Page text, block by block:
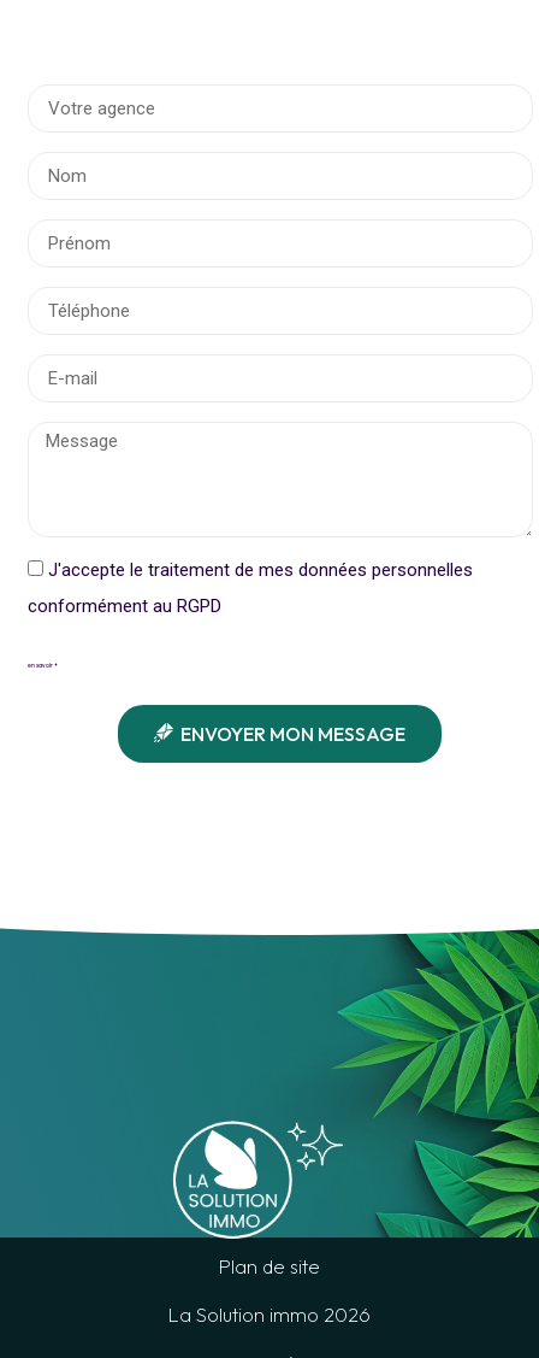
J'accepte le traitement de mes données personnelles
conformément au RGPD
en savoir +
ENVOYER MON MESSAGE
Plan de site
La Solution immo 2026